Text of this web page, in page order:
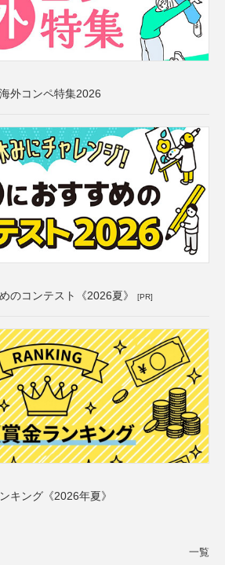
外コンペ特集2026
のコンテスト《2026夏》 [PR]
キング《2026年夏》
一覧